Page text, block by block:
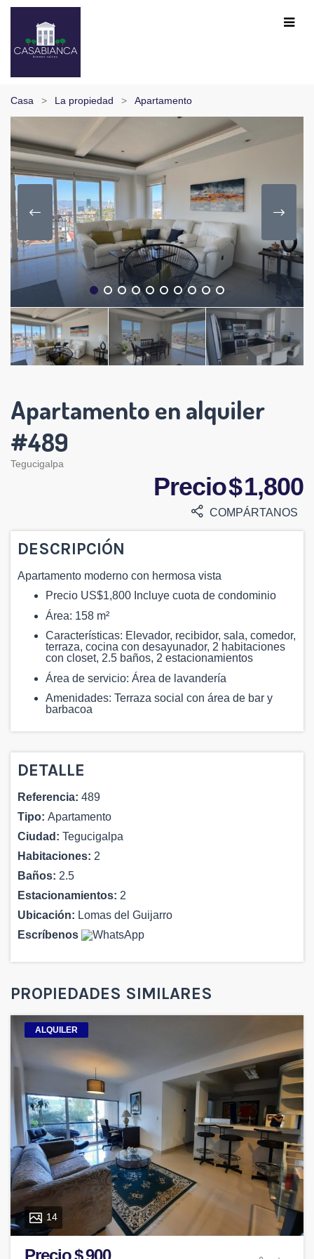
Casa La propiedad Apartamento
Apartamento en alquiler
#489
Tegucigalpa
Precio $ 1,800
COMPÁRTANOS
DESCRIPCIÓN
Apartamento moderno con hermosa vista
Precio US$1,800 Incluye cuota de condominio
Área: 158 m²
Características: Elevador, recibidor, sala, comedor,
terraza, cocina con desayunador, 2 habitaciones
con closet, 2.5 baños, 2 estacionamientos
Área de servicio: Área de lavandería
Amenidades: Terraza social con área de bar y
barbacoa
DETALLE
Referencia: 489
Tipo: Apartamento
Ciudad: Tegucigalpa
Habitaciones: 2
Baños: 2.5
Estacionamientos: 2
Ubicación: Lomas del Guijarro
Escríbenos
PROPIEDADES SIMILARES
ALQUILER
14
Precio $ 900